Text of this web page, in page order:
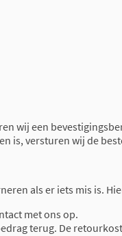
wij een
is, versturen wij de
als er iets mis is.
met ons op.
terug. De